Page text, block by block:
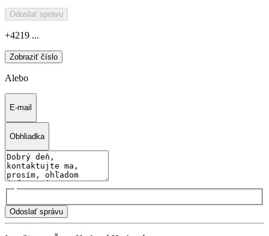
Odoslať správu
+4219 ...
Zobraziť číslo
Alebo
E-mail
Obhliadka
Odoslať správu